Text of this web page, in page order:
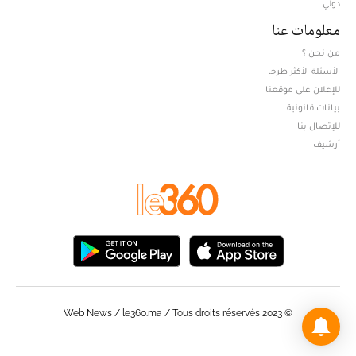
دولي
معلومات عنا
من نحن ؟
الأسئلة الأكثر طرحا
للإعلان على موقعنا
بيانات قانونية
للإتصال بنا
أرشيف
© Web News / le360.ma / Tous droits réservés 2023